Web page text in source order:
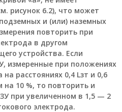
рисунок 6.2), что может
и (или) наземных
повторить при
в другом
устройства. Если
измеренные при положениях
расстояниях 0,4 Lзт и 0,6
на 10 %, то повторить и
при увеличенном в 1,5 — 2
электрода.